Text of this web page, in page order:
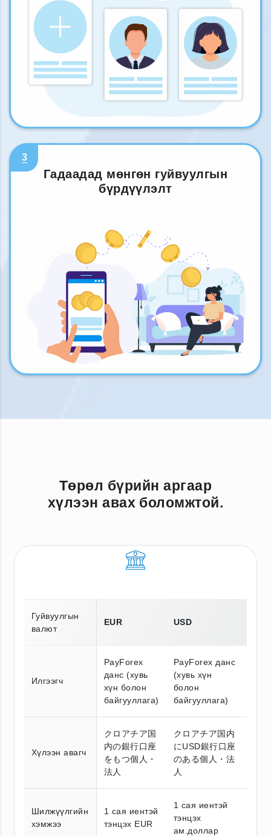
3
Гадаадад мөнгөн гуйвуулгын
бүрдүүлэлт
Төрөл бүрийн аргаар
хүлээн авах боломжтой.
Гуйвуулгын
валют
EUR USD
Илгээгч
PayForex
данс (хувь
хүн болон
байгууллага)
PayForex данс
(хувь хүн
болон
байгууллага)
Хүлээн авагч
クロアチア国
内の銀行口座
をもつ個人・
法人
クロアチア国内
にUSD銀行口座
のある個人・法
人
Шилжүүлгийн
хэмжээ
1 сая иентэй
тэнцэх EUR
1 сая иентэй
тэнцэх
ам.доллар